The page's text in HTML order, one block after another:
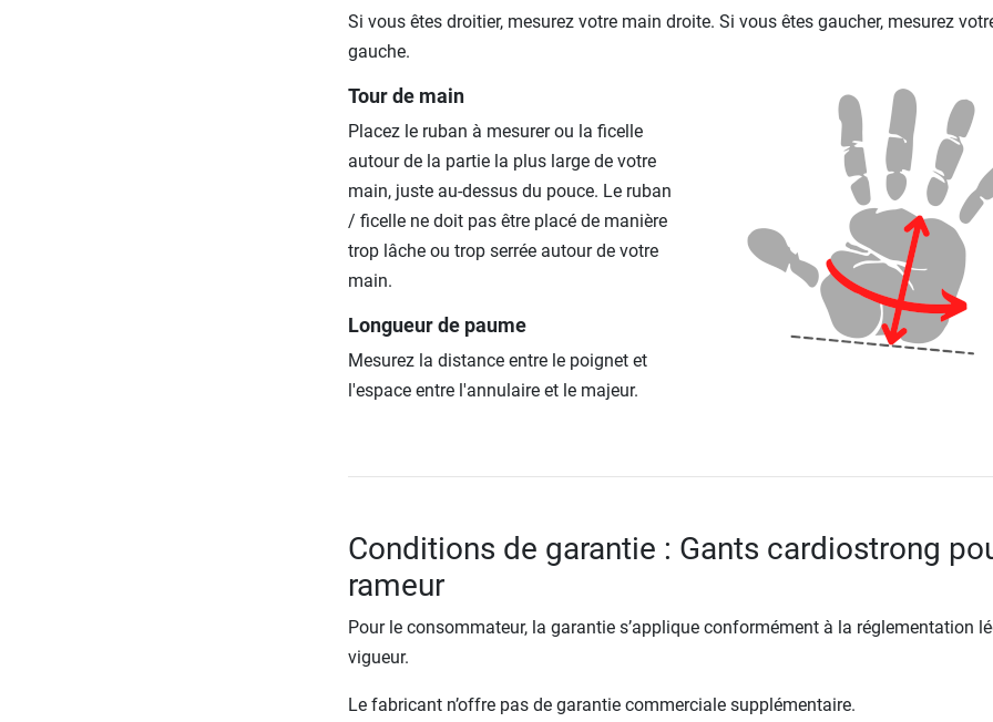
Si vous êtes droitier, mesurez votre main droite. Si vous êtes gaucher, mesurez
gauche.
Tour de main
Placez le ruban à mesurer ou la ficelle
autour de la partie la plus large de votre
main, juste au-dessus du pouce. Le ruban
/ ficelle ne doit pas être placé de manière
trop lâche ou trop serrée autour de votre
main.
Longueur de paume
Mesurez la distance entre le poignet et
l'espace entre l'annulaire et le majeur.
Conditions de garantie : Gants cardiostrong
rameur
Pour le consommateur, la garantie s’applique conformément à la réglementation
vigueur.
Le fabricant n’offre pas de garantie commerciale supplémentaire.